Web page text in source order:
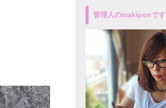
管理人のmakiponです